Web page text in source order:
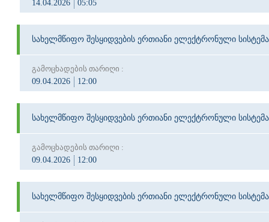
14.04.2026
05:05
სახელმწიფო შესყიდვების ერთიანი ელექტრონული სისტემა
გამოცხადების თარიღი :
09.04.2026
12:00
სახელმწიფო შესყიდვების ერთიანი ელექტრონული სისტემა
გამოცხადების თარიღი :
09.04.2026
12:00
სახელმწიფო შესყიდვების ერთიანი ელექტრონული სისტემა